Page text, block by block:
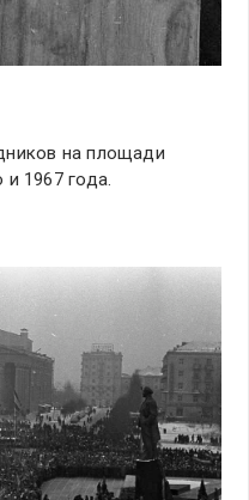
на площади
1967 года.